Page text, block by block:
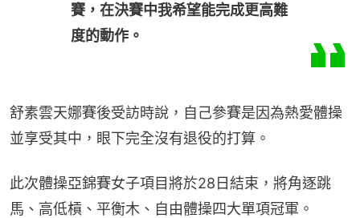
賽，在決賽中我希望能完成更高難
度的動作。
舒素雲天娜賽後受訪時說，自己參賽是因為熱愛體操
並享受其中，眼下完全沒有退役的打算。
此次體操亞錦賽女子項目將於28日結束，將角逐跳
馬、高低槓、平衡木、自由體操四大單項冠軍。